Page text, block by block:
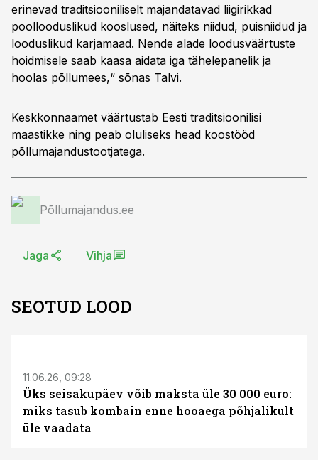
erinevad traditsiooniliselt majandatavad liigirikkad
poollooduslikud kooslused, näiteks niidud, puisniidud ja
looduslikud karjamaad. Nende alade loodusväärtuste
hoidmisele saab kaasa aidata iga tähelepanelik ja
hoolas põllumees,“ sõnas Talvi.
Keskkonnaamet väärtustab Eesti traditsioonilisi
maastikke ning peab oluliseks head koostööd
põllumajandustootjatega.
Põllumajandus.ee
Jaga Vihja
SEOTUD LOOD
11.06.26, 09:28
Üks seisakupäev võib maksta üle 30 000 euro:
miks tasub kombain enne hooaega põhjalikult
üle vaadata